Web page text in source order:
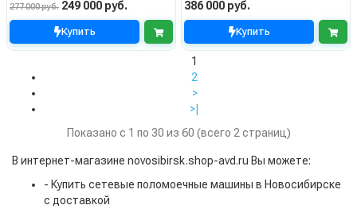
277 000 руб. 249 000 руб.
Купить
386 000 руб.
Купить
1
2
>
>|
Показано с 1 по 30 из 60 (всего 2 страниц)
В интернет-магазине novosibirsk.shop-avd.ru Вы можете:
- Купить сетевые поломоечные машины в Новосибирске
с доставкой